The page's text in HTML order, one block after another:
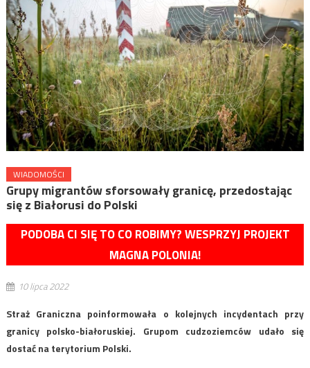
WIADOMOŚCI
Grupy migrantów sforsowały granicę, przedostając
się z Białorusi do Polski
PODOBA CI SIĘ TO CO ROBIMY? WESPRZYJ PROJEKT
MAGNA POLONIA!
10 lipca 2022
Straż Graniczna poinformowała o kolejnych incydentach przy
granicy polsko-białoruskiej. Grupom cudzoziemców udało się
dostać na terytorium Polski.